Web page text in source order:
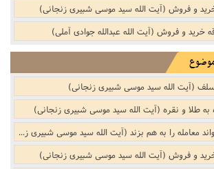
و فروش‌‌ (آیت الله سید موسی شبیری زنجانی)
خرید و فروش‌‌ (آیت الله عبدالله جوادی آملی)
(آیت الله سید موسی شبیری زنجانی)
طلا و نقره (آیت الله سید موسی شبیری زنجانی)
مواردی که انسان می تواند معامله را به هم بزند (آیت الله سید موسی شبیری زنجانی)
و فروش‌‌ (آیت الله سید موسی شبیری زنجانی)